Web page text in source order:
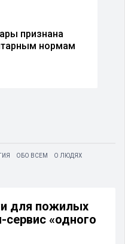
признана
нормам
ОБО ВСЕМ
О ЛЮДЯХ
для пожилых
«одного